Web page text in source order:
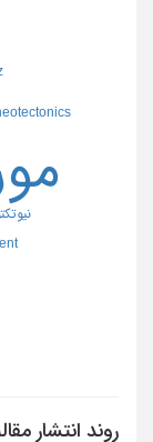
neotectonics
روند انتشار